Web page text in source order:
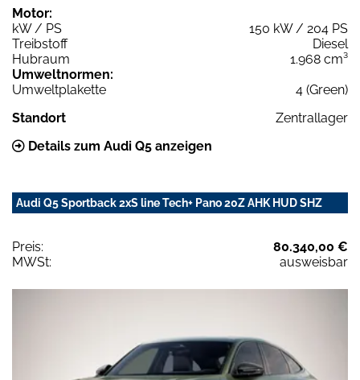
Motor:
kW / PS
150 kW / 204 PS
Treibstoff
Diesel
Hubraum
1.968 cm³
Umweltnormen:
Umweltplakette
4 (Green)
Standort
Zentrallager
Details zum Audi Q5 anzeigen
Audi Q5 Sportback 2xS line Tech+ Pano 20Z AHK HUD SHZ
Preis:
80.340,00 €
MWSt:
ausweisbar